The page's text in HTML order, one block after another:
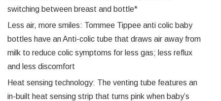
switching between breast and bottle*
Less air, more smiles: Tommee Tippee anti colic baby
bottles have an Anti-colic tube that draws air away from
milk to reduce colic symptoms for less gas; less reflux
and less discomfort
Heat sensing technology: The venting tube features an
in-built heat sensing strip that turns pink when baby’s